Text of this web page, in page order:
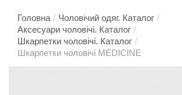
Головна
Головна / Чоловічий одяг. Каталог /
Аксесуари чоловічі. Каталог /
Шкарпетки чоловічі. Каталог /
Шкарпетки чоловічі MEDICINE